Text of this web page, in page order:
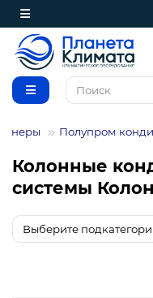
Полупром
Колонные
системы